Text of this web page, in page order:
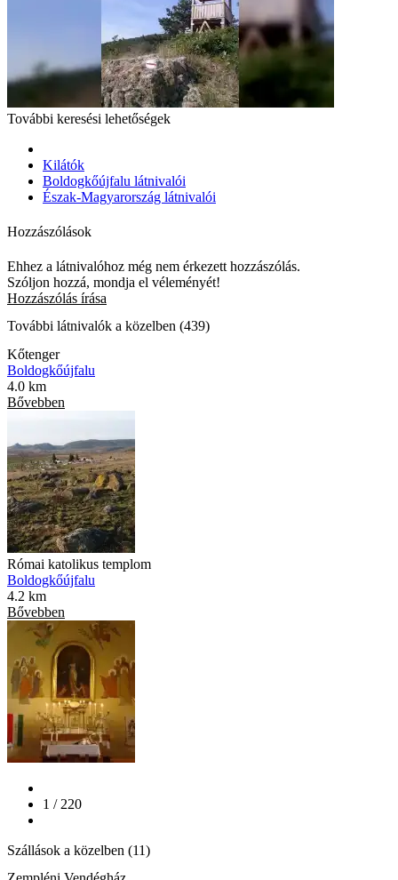
További keresési lehetőségek
Kilátók
Boldogkőújfalu látnivalói
Észak-Magyarország látnivalói
Hozzászólások
Ehhez a látnivalóhoz még nem érkezett hozzászólás.
Szóljon hozzá, mondja el véleményét!
Hozzászólás írása
További látnivalók a közelben (439)
Kőtenger
Boldogkőújfalu
4.0 km
Bővebben
Római katolikus templom
Boldogkőújfalu
4.2 km
Bővebben
1 / 220
Szállások a közelben (11)